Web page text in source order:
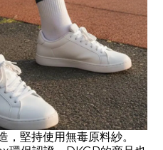
，堅持使用無毒原料紗。